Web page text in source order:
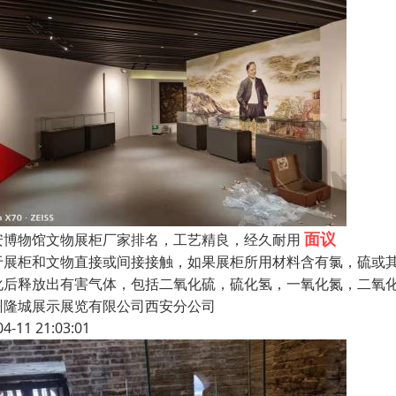
物馆文物展柜厂家排名，工艺精良，经久耐用 面议
柜和文物直接或间接接触，如果展柜所用材料含有氯，硫
释放出有害气体，包括二氧化硫，硫化氢，一氧化氮，二
城展示展览有限公司西安分公司
11 21:03:01